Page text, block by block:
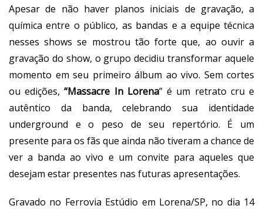
Apesar de não haver planos iniciais de gravação, a
química entre o público, as bandas e a equipe técnica
nesses shows se mostrou tão forte que, ao ouvir a
gravação do show, o grupo decidiu transformar aquele
momento em seu primeiro álbum ao vivo. Sem cortes
ou edições,“Massacre In Lorena” é um retrato cru e
autêntico da banda, celebrando sua identidade
underground e o peso de seu repertório. É um
presente para os fãs que ainda não tiveram a chance de
ver a banda ao vivo e um convite para aqueles que
desejam estar presentes nas futuras apresentações.
Gravado no Ferrovia Estúdio em Lorena/SP, no dia 14